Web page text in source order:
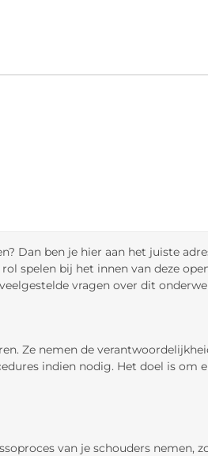
Dan ben je hier aan het juiste
spelen bij het innen van deze
vragen over dit
Ze nemen de
indien nodig. Het doel is om
van je schouders nemen,